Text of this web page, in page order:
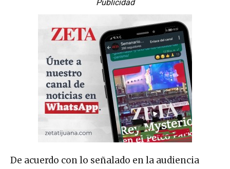
Publicidad
De acuerdo con lo señalado en la audiencia